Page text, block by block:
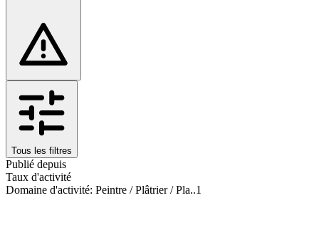
Tous les filtres
Publié depuis
Taux d'activité
Domaine d'activité: Peintre / Plâtrier / Pla..1